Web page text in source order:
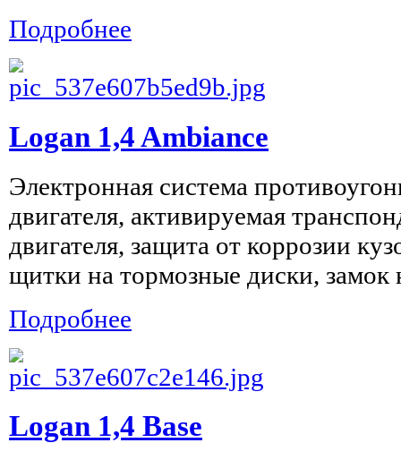
Подробнее
Logan 1,4 Ambiance
Электронная система
двигателя, активируемая
двигателя, защита от коррозии
щитки на тормозные диски, замок
Подробнее
Logan 1,4 Base